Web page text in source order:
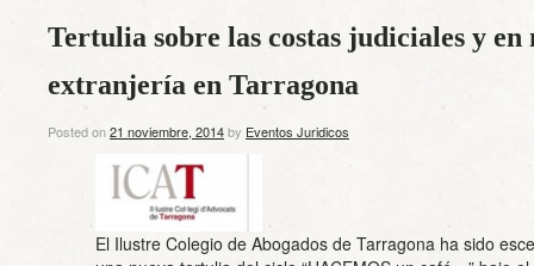
Tertulia sobre las costas judiciales y en
extranjería en Tarragona
Posted on21 noviembre, 2014by Eventos Juridicos
El Ilustre Colegio de Abogados de Tarragona ha sido